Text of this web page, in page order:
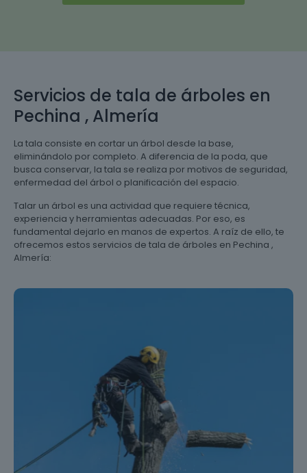
Servicios de tala de árboles en
Pechina , Almería
La tala consiste en cortar un árbol desde la base,
eliminándolo por completo. A diferencia de la poda, que
busca conservar, la tala se realiza por motivos de seguridad,
enfermedad del árbol o planificación del espacio.
Talar un árbol es una actividad que requiere técnica,
experiencia y herramientas adecuadas. Por eso, es
fundamental dejarlo en manos de expertos. A raíz de ello, te
ofrecemos estos servicios de tala de árboles en Pechina ,
Almería: